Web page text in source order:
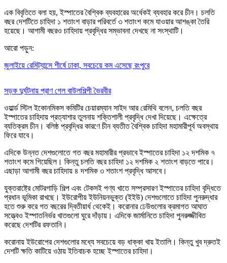
এক বিবৃতিতে বলা হয়, ইস্পাতের বৈশ্বিক ব্যবহারের অর্ধেকই ব্যবহার করে চীন। চলতি
বছর দেশটিতে চাহিদা ১ শতাংশ বাড়ার পরিবর্তে ৩ শতাংশ কমে যাওয়ার আশঙ্কা তৈরি
হয়েছে। আগামী বছরও চাহিদায় প্রবৃদ্ধির সম্ভাবনা দেখছে না সংস্থাটি।
আরো পড়ুন:
জুলাইয়ে রেমিট্যান্সে শীর্ষে ঢাকা, সবচেয়ে কম এসেছে রংপুরে
সড়ক দুর্ঘটনায় প্রাণ গেল বাউলশিল্পী ভৈরবীর
ওয়ার্ল্ড স্টিল ইকোনমিকস কমিটির চেয়ারম্যান সাইদ আর রেমিথি বলেন, চলতি বছর
ইস্পাতের চাহিদায় প্রত্যাশার তুলনায় শক্তিশালী প্রবৃদ্ধি দেখা দিয়েছে। এক্ষেত্রে
ব্যতিক্রম চীন। বলিষ্ঠ প্রবৃদ্ধির কারণে চীন ব্যতীত বৈশ্বিক চাহিদা মহামারীপূর্ব অবস্থায়
ফিরে যাবে।
এদিকে উন্নত দেশগুলোতে গত বছর মহামারীর প্রভাবে ইস্পাতের চাহিদা ১২ দশমিক ৭
শতাংশ কমে গিয়েছিল। কিন্তু চলতি বছর চাহিদা ১২ দশমিক ২ শতাংশ বাড়তে পারে।
এছাড়া আগামী বছর চাহিদায় ৪ দশমিক ৩ শতাংশ প্রবৃদ্ধি আসবে।
যুক্তরাষ্ট্রে মোটরগাড়ি শিল্প এবং টেকসই পণ্য খাতে সম্প্রসারণ ইস্পাতের চাহিদা বৃদ্ধিতে
প্রধান ভূমিকা রাখছে। ইউরোপীয় ইউনিয়নভুক্ত (ইইউ) দেশগুলোতে চাহিদা পুনরুদ্ধার
হতে শুরু করে গত বছরের দ্বিতীয়ার্ধ থেকেই। করোনার ঢেউগুলোর ক্রমাগত আঘাত
সত্ত্বেও ইস্পাতনির্ভর খাতগুলো ঘুরে দাঁড়ায়। এদিকে জার্মানিতে চাহিদা পুনরুজ্জীবিত
করেছে দেশটির রফতানি।
করোনায় ইউরোপের দেশগুলোর মধ্যে সবচেয়ে বড় ধাক্কা খায় ইতালি। কিন্তু খুব দ্রুতই
দেশটি ক্ষতি কাটিয়ে ওঠায় ইতিবাচক হচ্ছে ইস্পাতের চাহিদা।